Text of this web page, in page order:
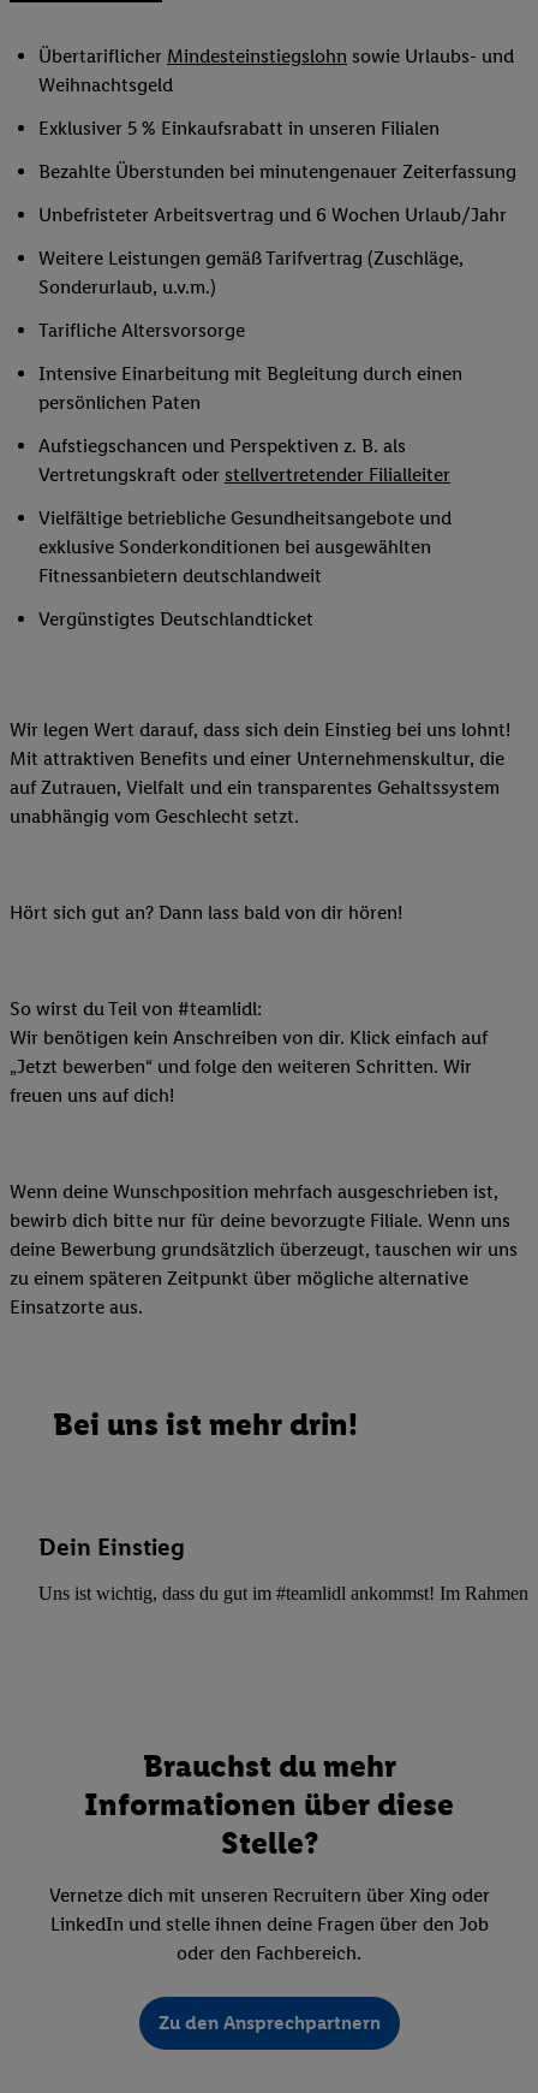
Übertariflicher Mindesteinstiegslohn sowie Urlaubs- und
Weihnachtsgeld
Exklusiver 5 % Einkaufsrabatt in unseren Filialen
Bezahlte Überstunden bei minutengenauer Zeiterfassung
Unbefristeter Arbeitsvertrag und 6 Wochen Urlaub/Jahr
Weitere Leistungen gemäß Tarifvertrag (Zuschläge,
Sonderurlaub, u.v.m.)
Tarifliche Altersvorsorge
Intensive Einarbeitung mit Begleitung durch einen
persönlichen Paten
Aufstiegschancen und Perspektiven z. B. als
Vertretungskraft oder stellvertretender Filialleiter
Vielfältige betriebliche Gesundheitsangebote und
exklusive Sonderkonditionen bei ausgewählten
Fitnessanbietern deutschlandweit
Vergünstigtes Deutschlandticket
Wir legen Wert darauf, dass sich dein Einstieg bei uns lohnt!
Mit attraktiven Benefits und einer Unternehmenskultur, die
auf Zutrauen, Vielfalt und ein transparentes Gehaltssystem
unabhängig vom Geschlecht setzt.
Hört sich gut an? Dann lass bald von dir hören!
So wirst du Teil von #teamlidl:
Wir benötigen kein Anschreiben von dir. Klick einfach auf
„Jetzt bewerben“ und folge den weiteren Schritten. Wir
freuen uns auf dich!
Wenn deine Wunschposition mehrfach ausgeschrieben ist,
bewirb dich bitte nur für deine bevorzugte Filiale. Wenn uns
deine Bewerbung grundsätzlich überzeugt, tauschen wir uns
zu einem späteren Zeitpunkt über mögliche alternative
Einsatzorte aus.
Bei uns ist mehr drin!
Dein Einstieg
Uns ist wichtig, dass du gut im #teamlidl ankommst! Im Rahmen
Brauchst du mehr
Informationen über diese
Stelle?
Vernetze dich mit unseren Recruitern über Xing oder
LinkedIn und stelle ihnen deine Fragen über den Job
oder den Fachbereich.
Zu den Ansprechpartnern